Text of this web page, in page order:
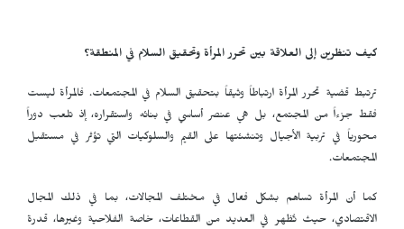
كيف تنظرين إلى العلاقة بين تحرر المرأة وتحقيق السلام في المنطقة؟
ترتبط قضية تحرر المرأة ارتباطاً وثيقاً بتحقيق السلام في المجتمعات. فالمرأة ليست
فقط جزءاً من المجتمع، بل هي عنصر أساسي في بنائه واستقراره، إذ تلعب دوراً
محورياً في تربية الأجيال وتنشئتها على القيم والسلوكيات التي تؤثر في مستقبل
المجتمعات.
كما أن المرأة تساهم بشكل فعّال في مختلف المجالات، بما في ذلك المجال
الاقتصادي، حيث تُظهر في العديد من القطاعات، خاصة الفلاحية وغيرها، قدرة